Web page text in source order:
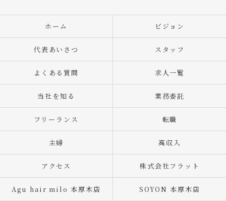
ホーム ビジョン
代表あいさつ スタッフ
よくある質問 求人一覧
当社を知る 業務委託
フリーランス 転職
主婦 高収入
アクセス 株式会社フラット
Agu hair milo 本厚木店 SOYON 本厚木店